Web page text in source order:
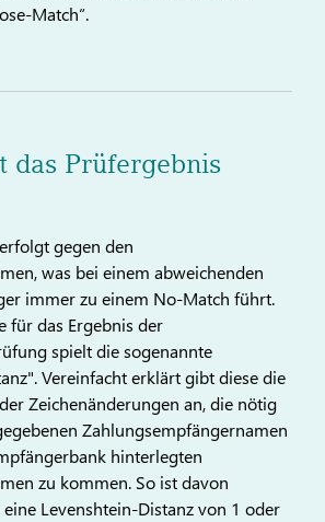
Match“.
das Prüfergebnis
gegen den
was bei einem abweichenden
immer zu einem No-Match führt.
für das Ergebnis der
spielt die sogenannte
Vereinfacht erklärt gibt diese die
Zeichenänderungen an, die nötig
Zahlungsempfängernamen
hinterlegten
zu kommen. So ist davon
eine Levenshtein-Distanz von 1 oder